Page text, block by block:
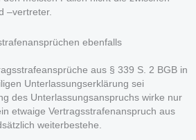
–vertreter.
ebenfalls
aus § 339 S. 2 BGB in
Unterlassungserklärung sei
des Unterlassungsanspruchs wirke nur
etwaige Vertragsstrafenanspruch aus
weiterbestehe.